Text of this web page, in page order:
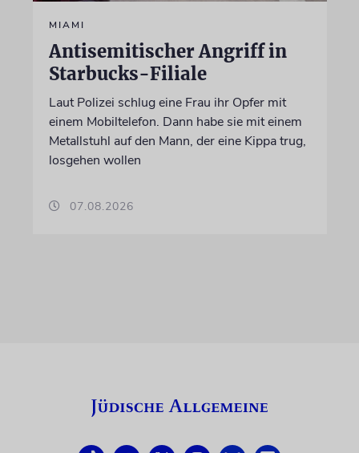
MIAMI
Antisemitischer Angriff in
Starbucks-Filiale
Laut Polizei schlug eine Frau ihr Opfer mit
einem Mobiltelefon. Dann habe sie mit einem
Metallstuhl auf den Mann, der eine Kippa trug,
losgehen wollen
07.08.2026